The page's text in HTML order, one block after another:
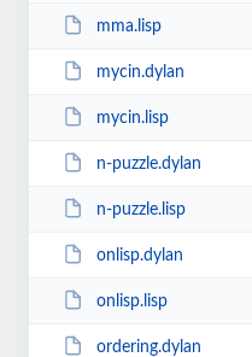
mma.lisp
mycin.dylan
mycin.lisp
n-puzzle.dylan
n-puzzle.lisp
onlisp.dylan
onlisp.lisp
ordering.dylan